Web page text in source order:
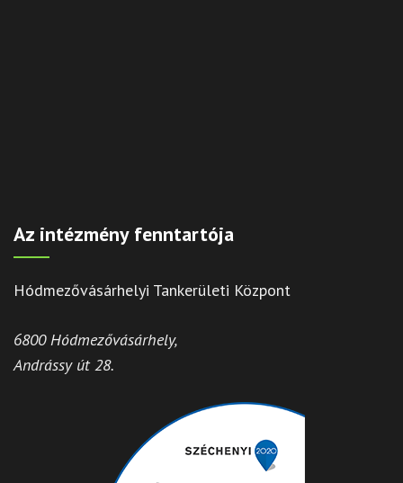
Az intézmény fenntartója
Hódmezővásárhelyi Tankerületi Központ
6800 Hódmezővásárhely,
Andrássy út 28.